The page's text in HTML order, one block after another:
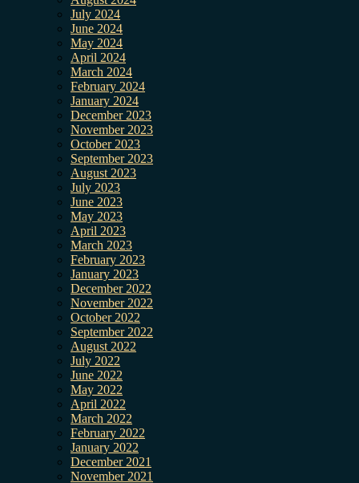
July 2024
June 2024
May 2024
April 2024
March 2024
February 2024
January 2024
December 2023
November 2023
October 2023
September 2023
August 2023
July 2023
June 2023
May 2023
April 2023
March 2023
February 2023
January 2023
December 2022
November 2022
October 2022
September 2022
August 2022
July 2022
June 2022
May 2022
April 2022
March 2022
February 2022
January 2022
December 2021
November 2021